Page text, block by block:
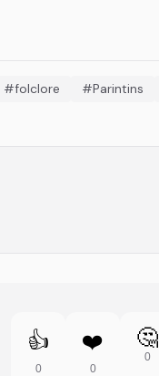
#folclore #Parintins
👍
0
❤️
0
🤔
0